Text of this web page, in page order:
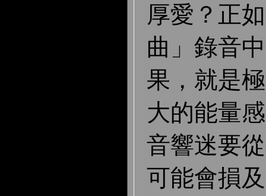
厚愛？正
曲」錄音
果，就是
大的能量
音響迷要
可能會損